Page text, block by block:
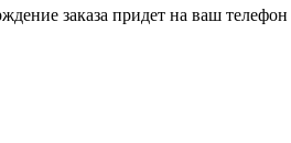
заказа придет на ваш